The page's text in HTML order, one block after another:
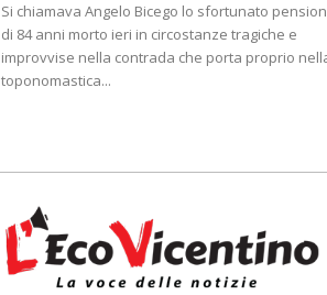
Si chiamava Angelo Bicego lo sfortunato
di 84 anni morto ieri in circostanze tragiche e
improvvise nella contrada che porta proprio
toponomastica...